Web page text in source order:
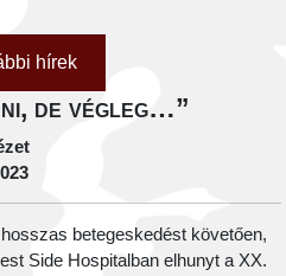
hírek
de végleg…”
betegeskedést követően,
Side Hospitalban elhunyt a XX.